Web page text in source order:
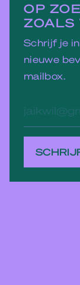
OP
ZOALS
Schrijf je
nieuwe
mailbox.
mailadres